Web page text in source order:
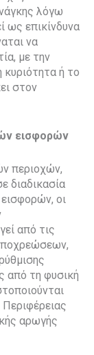
λόγω
ως επικίνδυνα
να
με την
ή το
στον
εισφορών
περιοχών,
διαδικασία
οι
από τις
από τη φυσική
αρωγής